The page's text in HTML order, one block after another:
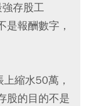
存股工
是報酬數字，
縮水50萬，
股的目的不是